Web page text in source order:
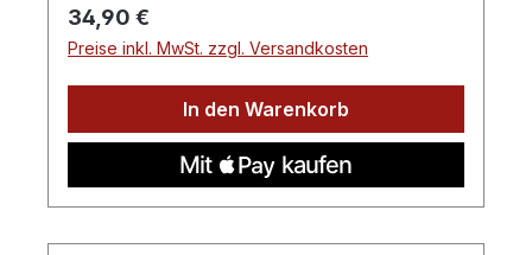
Regulärer Preis:
34,90 €
Preise inkl. MwSt. zzgl. Versandkosten
In den Warenkorb